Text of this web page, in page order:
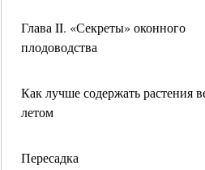
Глава II. «Секреты» оконного
плодоводства
Как лучше содержать растения
летом
Пересадка